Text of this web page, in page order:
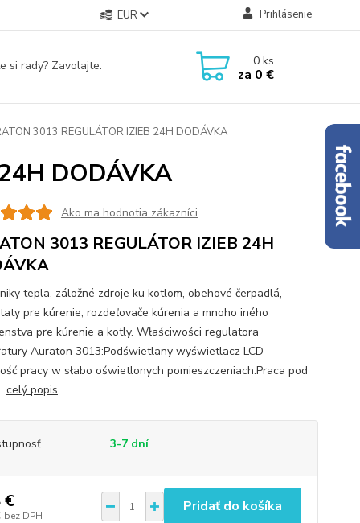
EUR Prihlásenie
si rady? Zavolajte. 0ks
za 0 €
3013 REGULÁTOR IZIEB 24H DODÁVKA
DODÁVKA
Ako ma hodnotia zákazníci
3013 REGULÁTOR IZIEB 24H
tepla, záložné zdroje ku kotlom, obehové čerpadlá,
pre kúrenie, rozdeľovače kúrenia a mnoho iného
pre kúrenie a kotly. Właściwości regulatora
Auraton 3013:Podświetlany wyświetlacz LCD
pracy w słabo oświetlonych pomieszczeniach.Praca pod
celý popis
3-7 dní
€
bez DPH
Pridať do košíka